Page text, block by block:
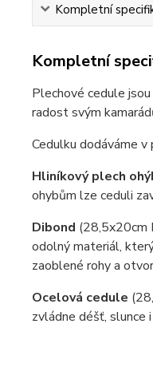
Kompletní
Kompletní
Plechové cedule
radost svým
Cedulku dodáváme v
Hliníkový plech
ohybům lze ceduli
Dibond (28,5x20cm
odolný materiál,
zaoblené rohy a
Ocelová cedule
zvládne déšť, slunce